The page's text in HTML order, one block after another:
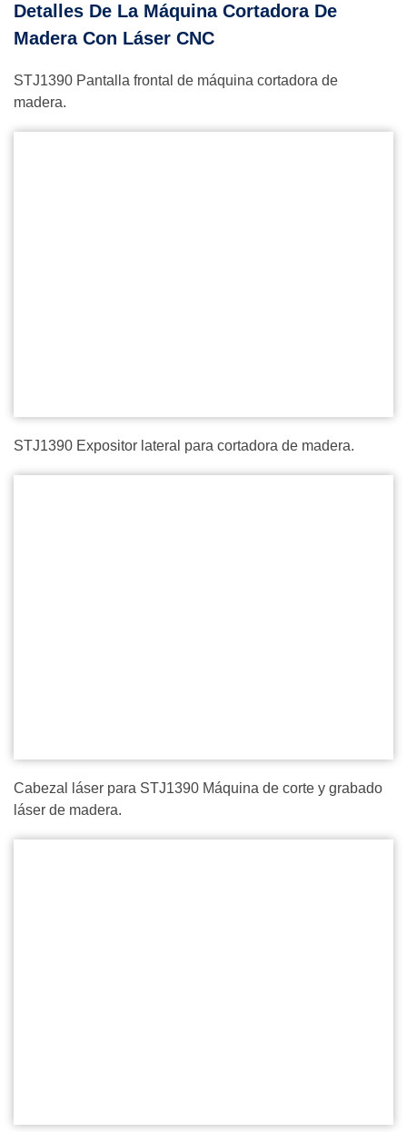
Detalles De La Máquina Cortadora De
Madera Con Láser CNC
STJ1390 Pantalla frontal de máquina cortadora de
madera.
STJ1390 Expositor lateral para cortadora de madera.
Cabezal láser para STJ1390 Máquina de corte y grabado
láser de madera.